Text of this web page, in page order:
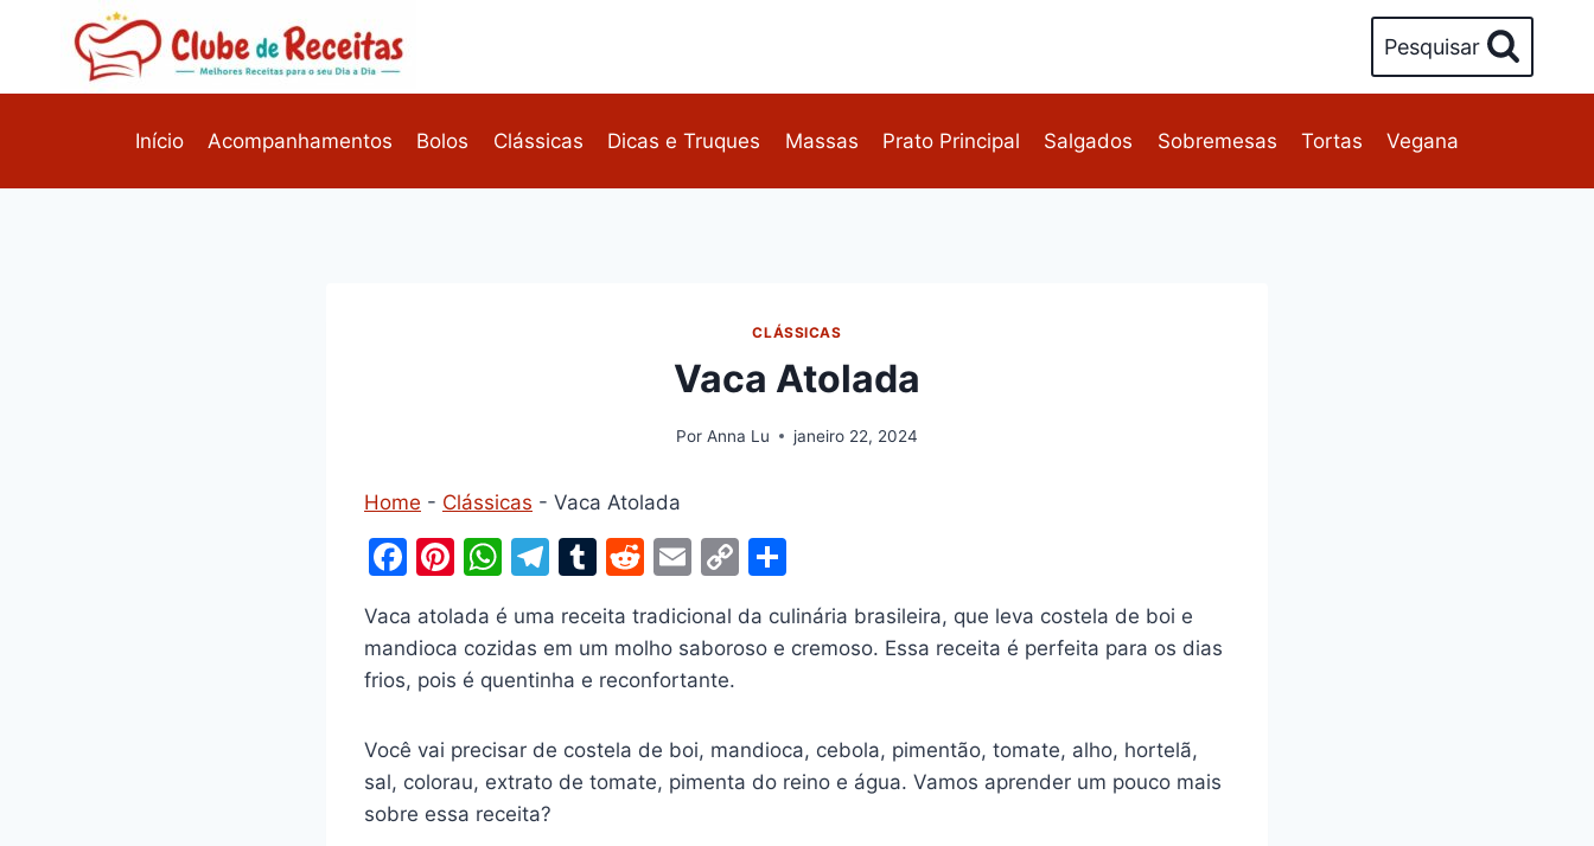
Pesquisar
Início Acompanhamentos Bolos Clássicas Dicas e Truques Massas Prato Principal Salgados Sobremesas Tortas Vegana
CLÁSSICAS
Vaca Atolada
Por Anna Lu janeiro 22, 2024
Home - Clássicas - Vaca Atolada
F
c
e
b
o
o
k
Pi
er
e
W
at
s
p
p
T
e
gr
m
T
m
bl
R
d
di
E
ai
l
C
p
y
n
k
ar
e
Vaca atolada é uma receita tradicional da culinária brasileira, que leva costela de boi e
mandioca cozidas em um molho saboroso e cremoso. Essa receita é perfeita para os dias
frios, pois é quentinha e reconfortante.
Você vai precisar de costela de boi, mandioca, cebola, pimentão, tomate, alho, hortelã,
sal, colorau, extrato de tomate, pimenta do reino e água. Vamos aprender um pouco mais
sobre essa receita?